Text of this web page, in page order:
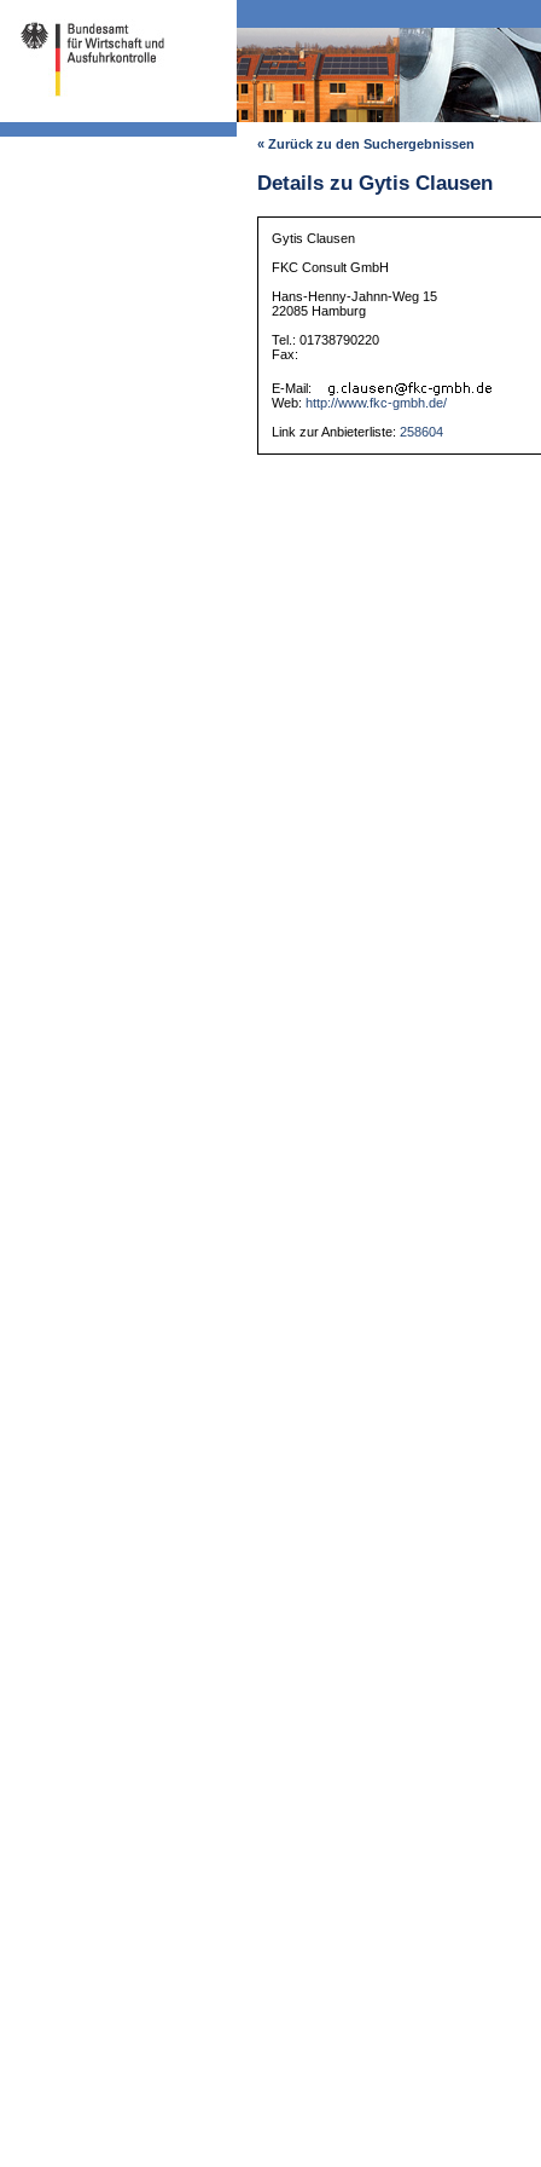
« Zurück zu den Suchergebnissen
Details zu Gytis Clausen
Gytis Clausen
FKC Consult GmbH
Hans-Henny-Jahnn-Weg 15
22085 Hamburg
Tel.: 01738790220
Fax:
E-Mail:
Web: http://www.fkc-gmbh.de/
Link zur Anbieterliste:258604